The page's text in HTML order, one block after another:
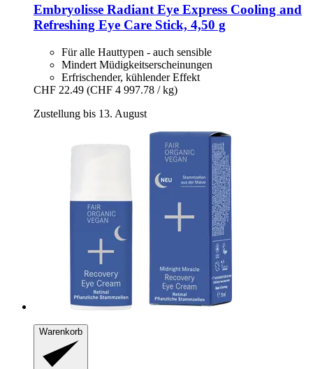
Embryolisse Radiant Eye Express Cooling and
Refreshing Eye Care Stick, 4,50 g
Für alle Hauttypen - auch sensible
Mindert Müdigkeitserscheinungen
Erfrischender, kühlender Effekt
CHF 22.49 (CHF 4 997.78 / kg)
Zustellung bis 13. August
Warenkorb